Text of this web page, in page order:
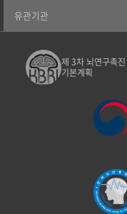
유관기관
제 3차 뇌연구촉진
기본계획